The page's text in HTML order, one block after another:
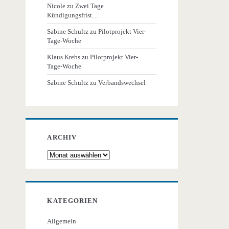
Nicole zu Zwei Tage
Kündigungsfrist…
Sabine Schultz zuPilotprojekt Vier-
Tage-Woche
Klaus Krebs zuPilotprojekt Vier-
Tage-Woche
Sabine Schultz zuVerbandswechsel
ARCHIV
Archiv
KATEGORIEN
Allgemein